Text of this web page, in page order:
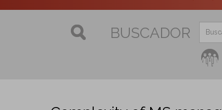
BUSCADOR